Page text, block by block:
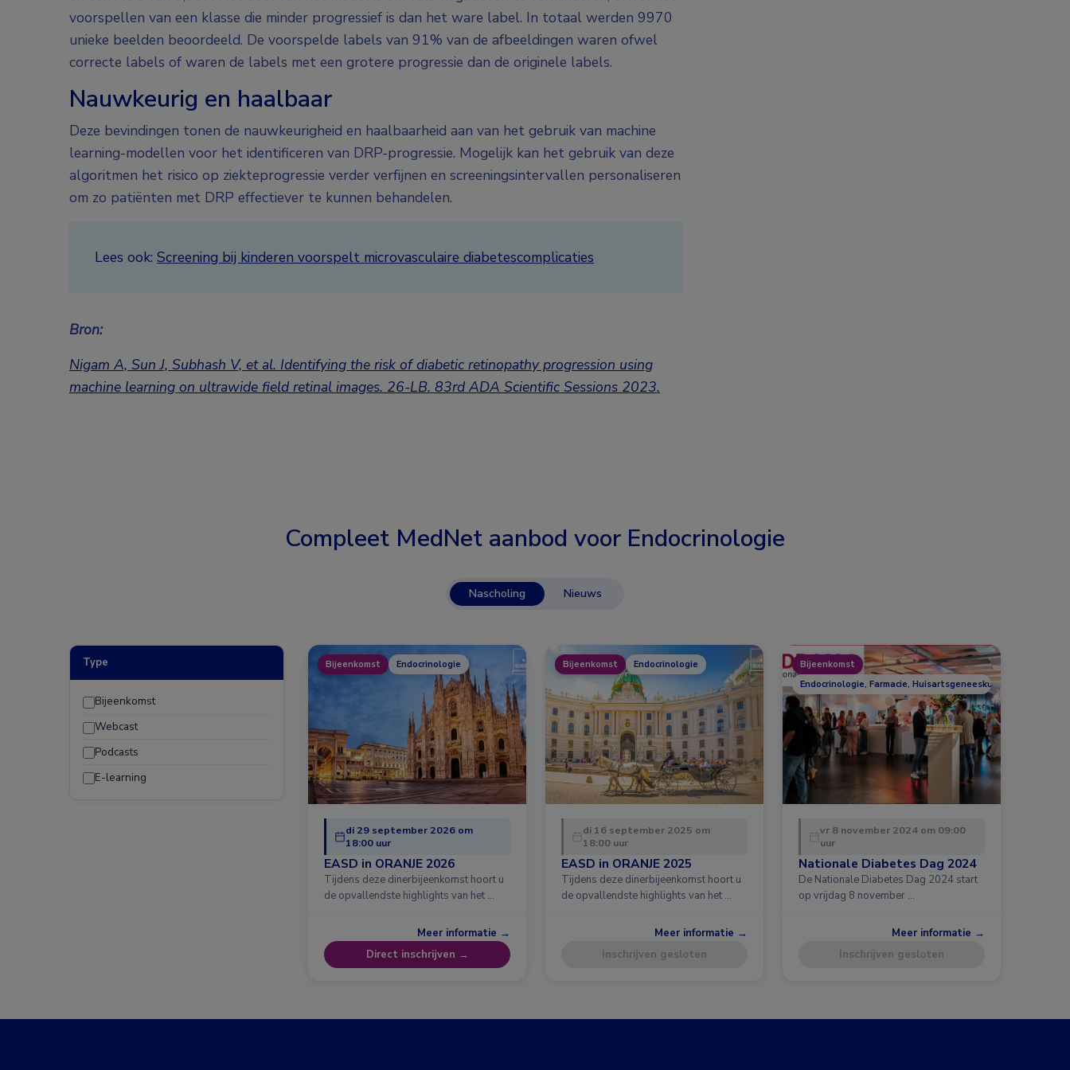
voorspellen van een klasse die minder progressief is dan het ware label. In totaal werden 9970
unieke beelden beoordeeld. De voorspelde labels van 91% van de afbeeldingen waren ofwel
correcte labels of waren de labels met een grotere progressie dan de originele labels.
Nauwkeurig en haalbaar
Deze bevindingen tonen de nauwkeurigheid en haalbaarheid aan van het gebruik van machine
learning-modellen voor het identificeren van DRP-progressie. Mogelijk kan het gebruik van deze
algoritmen het risico op ziekteprogressie verder verfijnen en screeningsintervallen personaliseren
om zo patiënten met DRP effectiever te kunnen behandelen.
Lees ook: Screening bij kinderen voorspelt microvasculaire diabetescomplicaties
Bron:
Nigam A, Sun J, Subhash V, et al. Identifying the risk of diabetic retinopathy progression using
machine learning on ultrawide field retinal images. 26-LB. 83rd ADA Scientific Sessions 2023.
Compleet MedNet aanbod voor Endocrinologie
Nascholing Nieuws
Type
Bijeenkomst
Webcast
Podcasts
E-learning
Bijeenkomst Endocrinologie
di 29 september 2026 om
18:00 uur
EASD in ORANJE 2026
Tijdens deze dinerbijeenkomst hoort u
de opvallendste highlights van het …
Meer informatie →
Direct inschrijven →
Bijeenkomst Endocrinologie
di 16 september 2025 om
18:00 uur
EASD in ORANJE 2025
Tijdens deze dinerbijeenkomst hoort u
de opvallendste highlights van het …
Meer informatie →
Inschrijven gesloten
Bijeenkomst
Endocrinologie, Farmacie, Huisartsgeneeskunde, Overig,
vr 8 november 2024 om 09:00
uur
Nationale Diabetes Dag 2024
De Nationale Diabetes Dag 2024 start
op vrijdag 8 november …
Meer informatie →
Inschrijven gesloten